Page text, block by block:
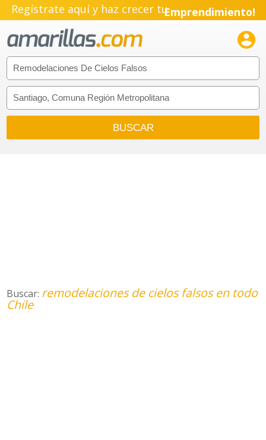
Regístrate aquí y haz crecer tuEmprendimiento!

Buscar: remodelaciones de cielos falsos en todo
Chile